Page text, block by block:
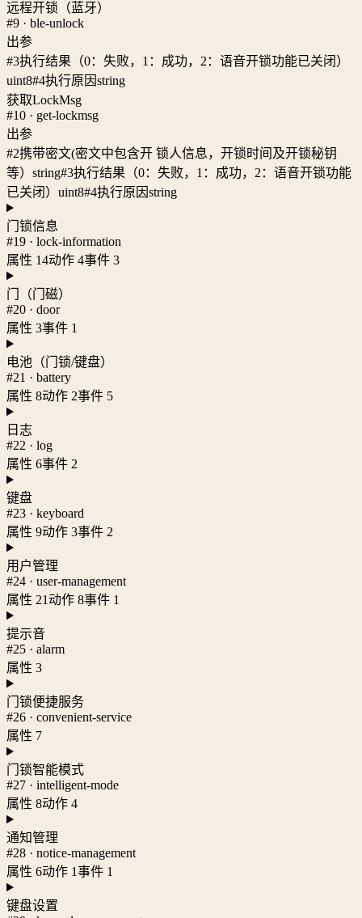
远程开锁（蓝牙）
#9 · ble-unlock
出参
#3执行结果（0：失败，1：成功，2：语音开锁功能已关闭）
uint8#4执行原因string
获取LockMsg
#10 · get-lockmsg
出参
#2携带密文(密文中包含开 锁人信息，开锁时间及开锁秘钥
等） string#3执行结果（0：失败，1：成功，2：语音开锁功能
已关闭） uint8#4执行原因string
门锁信息
#19 · lock-information
属性 14动作 4事件 3
门（门磁）
#20 · door
属性 3事件 1
电池（门锁/键盘）
#21 · battery
属性 8动作 2事件 5
日志
#22 · log
属性 6事件 2
键盘
#23 · keyboard
属性 9动作 3事件 2
用户管理
#24 · user-management
属性 21动作 8事件 1
提示音
#25 · alarm
属性 3
门锁便捷服务
#26 · convenient-service
属性 7
门锁智能模式
#27 · intelligent-mode
属性 8动作 4
通知管理
#28 · notice-management
属性 6动作 1事件 1
键盘设置